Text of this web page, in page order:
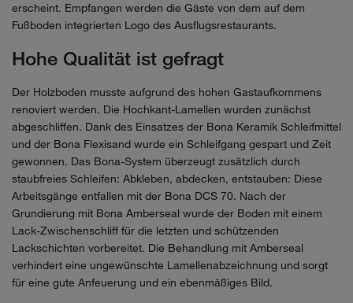
erscheint. Empfangen werden die Gäste von dem auf dem
Fußboden integrierten Logo des Ausflugsrestaurants.
Hohe Qualität ist gefragt
Der Holzboden musste aufgrund des hohen Gastaufkommens
renoviert werden. Die Hochkant-Lamellen wurden zunächst
abgeschliffen. Dank des Einsatzes der Bona Keramik Schleifmittel
und der Bona Flexisand wurde ein Schleifgang gespart und Zeit
gewonnen. Das Bona-System überzeugt zusätzlich durch
staubfreies Schleifen: Abkleben, abdecken, entstauben: Diese
Arbeitsgänge entfallen mit der Bona DCS 70. Nach der
Grundierung mit Bona Amberseal wurde der Boden mit einem
Lack-Zwischenschliff für die letzten und schützenden
Lackschichten vorbereitet. Die Behandlung mit Amberseal
verhindert eine ungewünschte Lamellenabzeichnung und sorgt
für eine gute Anfeuerung und ein ebenmäßiges Bild.